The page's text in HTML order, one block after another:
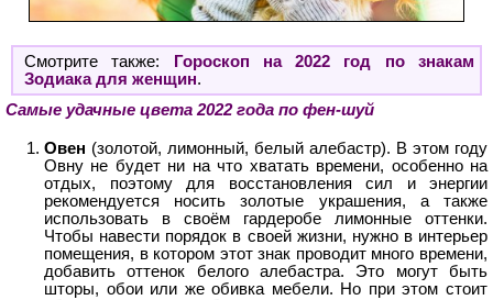
Смотрите также: Гороскоп на 2022 год по знакам
Зодиака для женщин.
Самые удачные цвета 2022 года по фен-шуй
Овен (золотой, лимонный, белый алебастр). В этом году
Овну не будет ни на что хватать времени, особенно на
отдых, поэтому для восстановления сил и энергии
рекомендуется носить золотые украшения, а также
использовать в своём гардеробе лимонные оттенки.
Чтобы навести порядок в своей жизни, нужно в интерьер
помещения, в котором этот знак проводит много времени,
добавить оттенок белого алебастра. Это могут быть
шторы, обои или же обивка мебели. Но при этом стоит